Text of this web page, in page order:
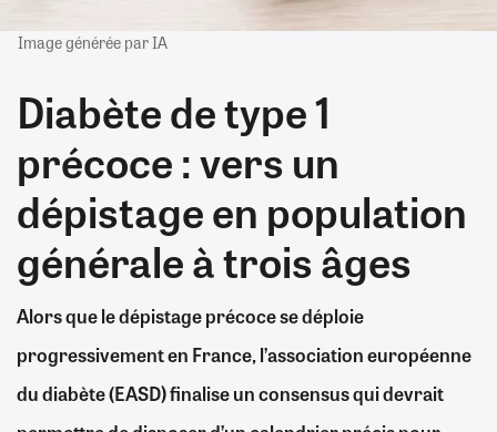
Image générée par IA
Diabète de type 1
précoce : vers un
dépistage en population
générale à trois âges
Alors que le dépistage précoce se déploie
progressivement en France, l’association européenne
du diabète (EASD) finalise un consensus qui devrait